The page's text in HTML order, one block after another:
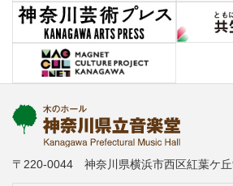
〒220-0044 神奈川県横浜市西区紅葉ケ